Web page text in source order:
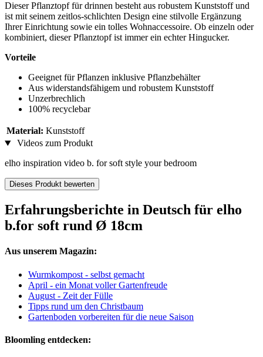
Dieser Pflanztopf für drinnen besteht aus robustem Kunststoff und
ist mit seinem zeitlos-schlichten Design eine stilvolle Ergänzung
Ihrer Einrichtung sowie ein tolles Wohnaccessoire. Ob einzeln oder
kombiniert, dieser Pflanztopf ist immer ein echter Hingucker.
Vorteile
Geeignet für Pflanzen inklusive Pflanzbehälter
Aus widerstandsfähigem und robustem Kunststoff
Unzerbrechlich
100% recyclebar
Material: Kunststoff
Videos zum Produkt
elho inspiration video b. for soft style your bedroom
Dieses Produkt bewerten
Erfahrungsberichte in Deutsch für elho
b.for soft rund Ø 18cm
Aus unserem Magazin:
Wurmkompost - selbst gemacht
April - ein Monat voller Gartenfreude
August - Zeit der Fülle
Tipps rund um den Christbaum
Gartenboden vorbereiten für die neue Saison
Bloomling entdecken: